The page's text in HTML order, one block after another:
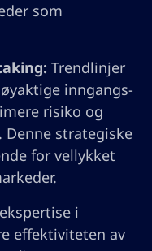
som
Trendlinjer
inngangs-
risiko og
strategiske
for vellykket
i
effektiviteten av